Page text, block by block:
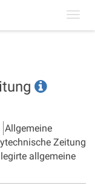
Allgemeine
Zeitung
allgemeine